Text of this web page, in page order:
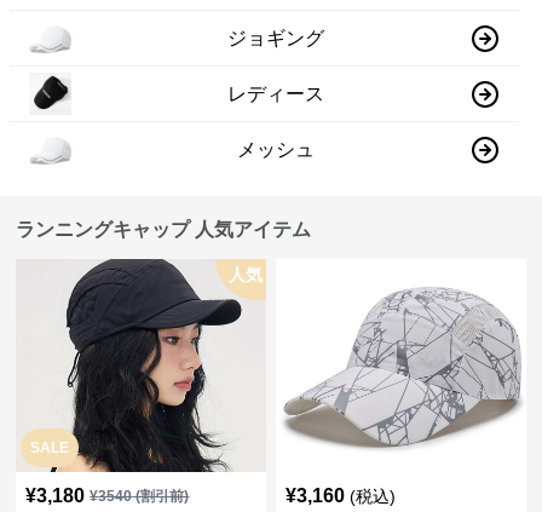
ジョギング
レディース
メッシュ
ランニングキャップ 人気アイテム
SALE
人気
¥3,180 ¥3540(割引前) ¥3,160 (税込)